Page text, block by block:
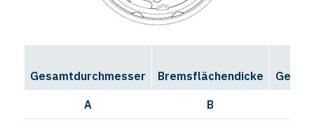
Gesamtdurchmesser Bremsflächendicke
A B